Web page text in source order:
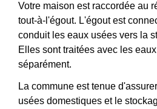
Votre maison est raccordée au
tout-à-l'égout. L'égout est
conduit les eaux usées vers la
Elles sont traitées avec les
séparément.
La commune est tenue
usées domestiques et le